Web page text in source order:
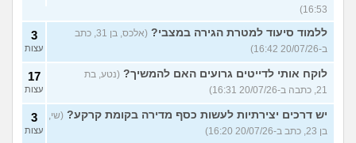
16:53)
ללמוד סיעוד למטרת הגירה במצבי?
(אלכס, בן 31, כתב
ב-20/07/26 16:42)
3
עצות
לוקח אותי לדייטים גרועים האם להמשיך? (נטע, בת
21, כתבה ב-20/07/26 16:31)
17
עצות
יש דרכים יצירתיות לעשות כסף מדירה בקומת קרקע? (שי,
בן 23, כתב ב-20/07/26 16:20)
3
עצות